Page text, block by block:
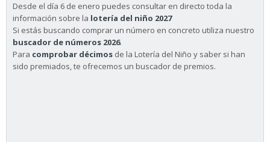
Desde el día 6 de enero puedes consultar en directo toda la
información sobre la lotería del niño 2027
Si estás buscando comprar un número en concreto utiliza nuestro
buscador de números 2026.
Para comprobar décimos de la Lotería del Niño y saber si han
sido premiados, te ofrecemos un buscador de premios.